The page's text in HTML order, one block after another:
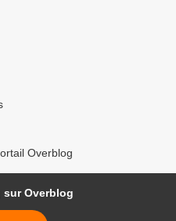
Overblog
sur Overblog